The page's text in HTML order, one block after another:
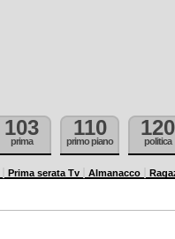
103
prima
110
primo piano
120
politica
Prima serata Tv Almanacco